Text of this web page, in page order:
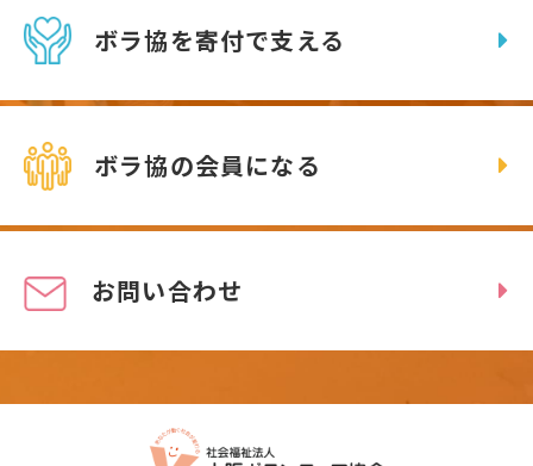
ボラ協を寄付で支える
ボラ協の会員になる
お問い合わせ